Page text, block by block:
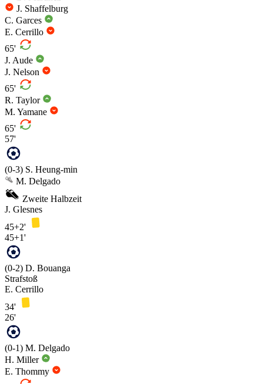
J. Shaffelburg
C. Garces
E. Cerrillo
65'
J. Aude
J. Nelson
65'
R. Taylor
M. Yamane
65'
57'
(0-3) S. Heung-min
M. Delgado
Zweite Halbzeit
J. Glesnes
45+2'
45+1'
(0-2) D. Bouanga
Strafstoß
E. Cerrillo
34'
26'
(0-1) M. Delgado
H. Miller
E. Thommy